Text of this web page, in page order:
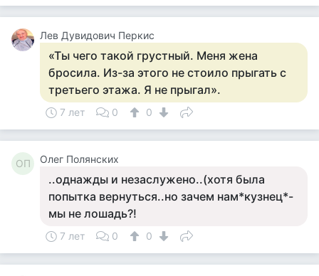
Лев Дувидович Перкис
«Ты чего такой грустный. Меня жена
бросила. Из-за этого не стоило прыгать с
третьего этажа. Я не прыгал».
7 лет 0 0
ОП Олег Полянских
..однажды и незаслужено..(хотя была
попытка вернуться..но зачем нам*кузнец*-
мы не лошадь?!
7 лет 0 0